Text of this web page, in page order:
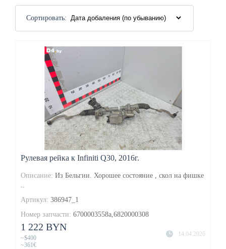
Сортировать:
Рулевая рейка к Infiniti Q30, 2016г.
Описание: Из Бельгии. Хорошее состояние , скол на фишке
Артикул: 386947_1
Номер запчасти: 6700003558a,6820000308
14.04.2026
1 222 BYN
~$400
~361€